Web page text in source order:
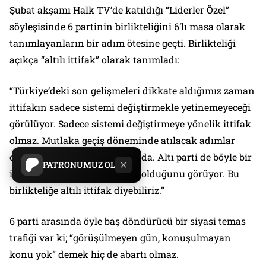
PATRONUMUZ OL
Şubat akşamı Halk TV’de katıldığı “Liderler Özel”
söyleşisinde 6 partinin birlikteliğini 6’lı masa olarak
tanımlayanların bir adım ötesine geçti. Birlikteliği
açıkça “altılı ittifak” olarak tanımladı:
“Türkiye’deki son gelişmeleri dikkate aldığımız zaman
ittifakın sadece sistemi değiştirmekle yetinemeyeceği
görülüyor. Sadece sistemi değiştirmeye yönelik ittifak
olmaz. Mutlaka geçiş döneminde atılacak adımlar
olacak, ekonomik ve dış sahada. Altı parti de böyle bir
ittifakın gerekliliğine ihtiyaç olduğunu görüyor. Bu
birlikteliğe altılı ittifak diyebiliriz.”
6 parti arasında öyle baş döndürücü bir siyasi temas
trafiği var ki; “görüşülmeyen gün, konuşulmayan
konu yok” demek hiç de abartı olmaz.